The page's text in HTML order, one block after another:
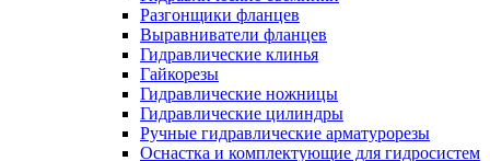
Разгонщики фланцев
Выравниватели фланцев
Гидравлические клинья
Гайкорезы
Гидравлические ножницы
Гидравлические цилиндры
Ручные гидравлические арматурорезы
Оснастка и комплектующие для гидросистем